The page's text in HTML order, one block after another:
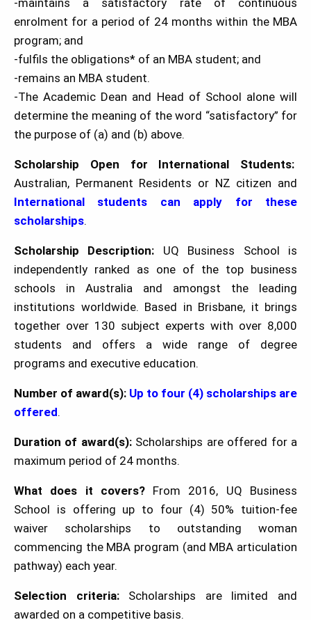
-maintains a satisfactory rate of continuous
enrolment for a period of 24 months within the MBA
program; and
-fulfils the obligations* of an MBA student; and
-remains an MBA student.
-The Academic Dean and Head of School alone will
determine the meaning of the word “satisfactory” for
the purpose of (a) and (b) above.
Scholarship Open for International Students:
Australian, Permanent Residents or NZ citizen and
International students can apply for these
scholarships.
Scholarship Description: UQ Business School is
independently ranked as one of the top business
schools in Australia and amongst the leading
institutions worldwide. Based in Brisbane, it brings
together over 130 subject experts with over 8,000
students and offers a wide range of degree
programs and executive education.
Number of award(s): Up to four (4) scholarships are
offered.
Duration of award(s): Scholarships are offered for a
maximum period of 24 months.
What does it covers?
From 2016, UQ Business
School is offering up to four (4) 50% tuition-fee
waiver scholarships to outstanding woman
commencing the MBA program (and MBA articulation
pathway) each year.
Selection criteria:Scholarships are limited and
awarded on a competitive basis.